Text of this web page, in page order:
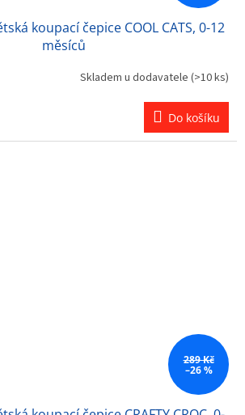
koupací čepice COOL CATS, 0-12
měsíců
Skladem u dodavatele (>10 ks)
Do košíku
289 Kč
–26 %